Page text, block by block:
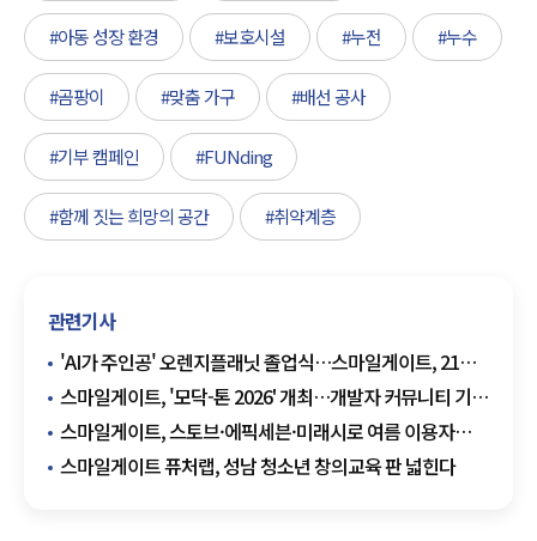
#아동 성장 환경 #보호시설 #누전 #누수
#곰팡이 #맞춤 가구 #배선 공사
#기부 캠페인 #FUNding
#함께 짓는 희망의 공간 #취약계층
관련기사
'AI가 주인공' 오렌지플래닛 졸업식…스마일게이트, 21개
스타트업 성장 도와
스마일게이트, '모닥-톤 2026' 개최…개발자 커뮤니티 기반
인재 육성 확대
스마일게이트, 스토브·에픽세븐·미래시로 여름 이용자
접점 넓힌다
스마일게이트 퓨처랩, 성남 청소년 창의교육 판 넓힌다